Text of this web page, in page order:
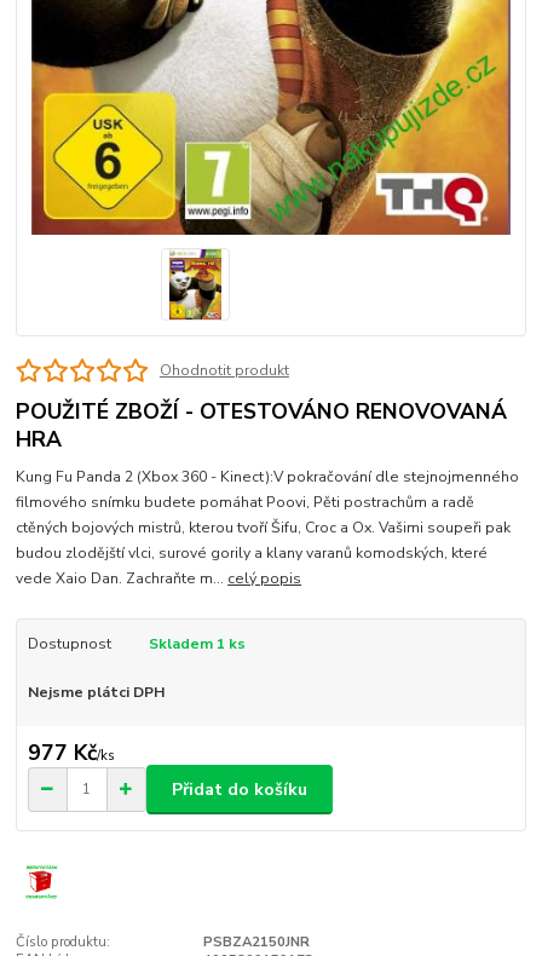
Ohodnotit produkt
POUŽITÉ ZBOŽÍ - OTESTOVÁNO RENOVOVANÁ
HRA
Kung Fu Panda 2 (Xbox 360 - Kinect):V pokračování dle stejnojmenného
filmového snímku budete pomáhat Poovi, Pěti postrachům a radě
ctěných bojových mistrů, kterou tvoří Šifu, Croc a Ox. Vašimi soupeři pak
budou zlodějští vlci, surové gorily a klany varanů komodských, které
vede Xaio Dan. Zachraňte m... celý popis
Dostupnost Skladem 1 ks
Nejsme plátci DPH
977 Kč/ks
Přidat do košíku
Číslo produktu:
PSBZA2150JNR